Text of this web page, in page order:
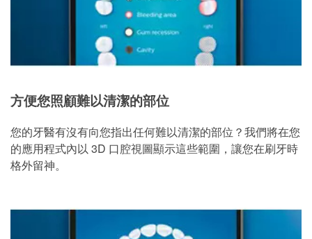
方便您照顧難以清潔的部位
您的牙醫有沒有向您指出任何難以清潔的部位？我們將在您
的應用程式內以 3D 口腔視圖顯示這些範圍，讓您在刷牙時
格外留神。